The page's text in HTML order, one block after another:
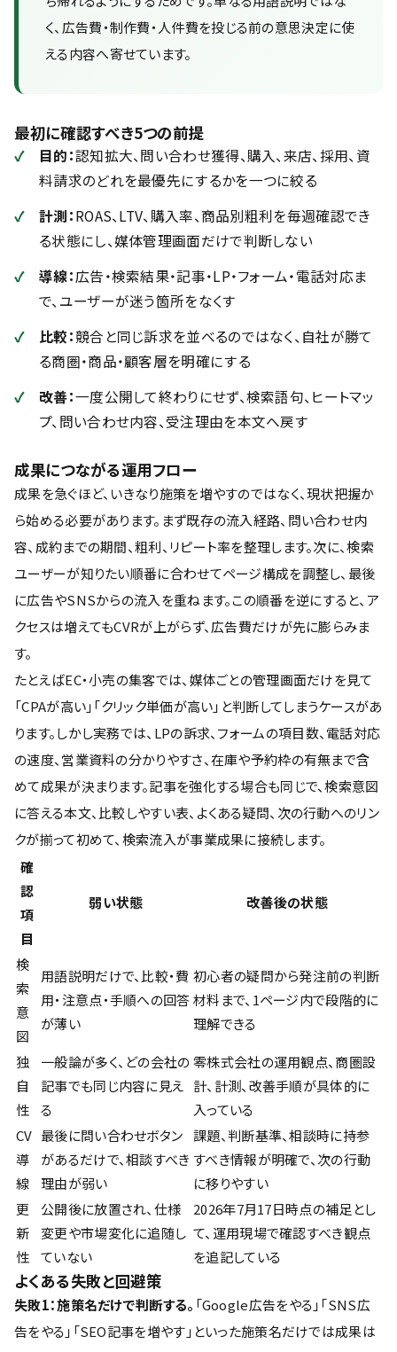
く、広告費・制作費・人件費を投じる前の意思決定に使
える内容へ寄せています。
最初に確認すべき5つの前提
目的：認知拡大、問い合わせ獲得、購入、来店、採用、資
料請求のどれを最優先にするかを一つに絞る
計測：ROAS、LTV、購入率、商品別粗利を毎週確認でき
る状態にし、媒体管理画面だけで判断しない
導線：広告・検索結果・記事・LP・フォーム・電話対応ま
で、ユーザーが迷う箇所をなくす
比較：競合と同じ訴求を並べるのではなく、自社が勝て
る商圏・商品・顧客層を明確にする
改善：一度公開して終わりにせず、検索語句、ヒートマッ
プ、問い合わせ内容、受注理由を本文へ戻す
成果につながる運用フロー
成果を急ぐほど、いきなり施策を増やすのではなく、現状把握か
ら始める必要があります。まず既存の流入経路、問い合わせ内
容、成約までの期間、粗利、リピート率を整理します。次に、検索
ユーザーが知りたい順番に合わせてページ構成を調整し、最後
に広告やSNSからの流入を重ねます。この順番を逆にすると、ア
クセスは増えてもCVRが上がらず、広告費だけが先に膨らみま
す。
たとえばEC・小売の集客では、媒体ごとの管理画面だけを見て
「CPAが高い」「クリック単価が高い」と判断してしまうケースがあ
ります。しかし実務では、LPの訴求、フォームの項目数、電話対応
の速度、営業資料の分かりやすさ、在庫や予約枠の有無まで含
めて成果が決まります。記事を強化する場合も同じで、検索意図
に答える本文、比較しやすい表、よくある疑問、次の行動へのリン
クが揃って初めて、検索流入が事業成果に接続します。
確
認
項
目
弱い状態 改善後の状態
検
索
意
図
用語説明だけで、比較・費
用・注意点・手順への回答
が薄い
初心者の疑問から発注前の判断
材料まで、1ページ内で段階的に
理解できる
独
自
性
一般論が多く、どの会社の
記事でも同じ内容に見え
る
零株式会社の運用観点、商圏設
計、計測、改善手順が具体的に
入っている
CV
導
線
最後に問い合わせボタン
があるだけで、相談すべき
理由が弱い
課題、判断基準、相談時に持参
すべき情報が明確で、次の行動
に移りやすい
更
新
性
公開後に放置され、仕様
変更や市場変化に追随し
ていない
2026年7月17日時点の補足とし
て、運用現場で確認すべき観点
を追記している
よくある失敗と回避策
失敗1：施策名だけで判断する。 「Google広告をやる」「SNS広
告をやる」「SEO記事を増やす」といった施策名だけでは成果は